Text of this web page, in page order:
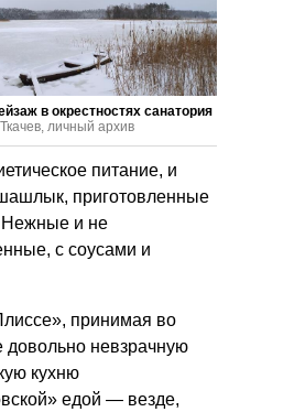
в окрестностях санатория
личный архив
питание, и
приготовленные
Нежные и не
с соусами и
принимая во
довольно невзрачную
кухню
едой — везде,